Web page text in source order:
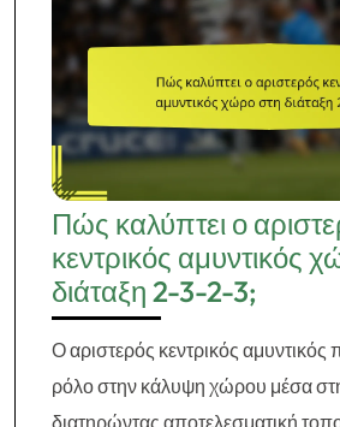
Πώς καλύπτει ο
κεντρικός αμυντικός
διάταξη 2-3-2-3;
Ο αριστερός κεντρικός αμυντικός
ρόλο στην κάλυψη χώρου μέσα